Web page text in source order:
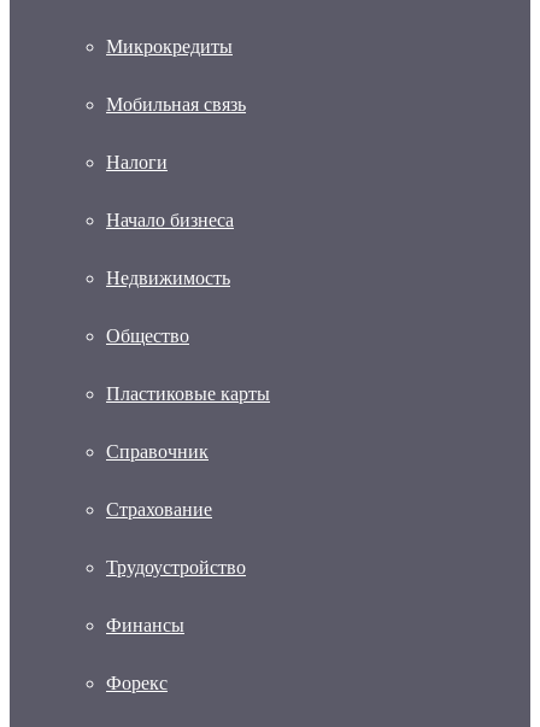
Микрокредиты
Мобильная связь
Налоги
Начало бизнеса
Недвижимость
Общество
Пластиковые карты
Справочник
Страхование
Трудоустройство
Финансы
Форекс